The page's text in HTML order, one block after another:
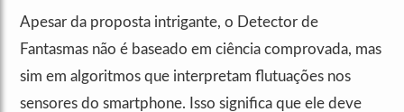
Apesar da proposta intrigante, o Detector de
Fantasmas não é baseado em ciência comprovada, mas
sim em algoritmos que interpretam flutuações nos
sensores do smartphone. Isso significa que ele deve